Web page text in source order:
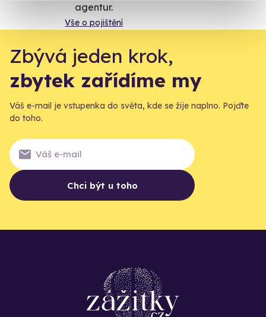
agentur.
Vše o pojištění
Zbývá jeden krok,
zbytek zařídíme my
Váš e-mail je vstupenka do světa, kde se žije naplno. Pojďte
do toho.
Chci být u toho